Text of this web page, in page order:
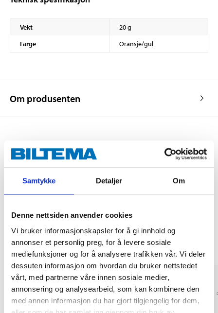
Samtykke Detaljer Om
Denne nettsiden anvender cookies
Vi bruker informasjonskapsler for å gi innhold og
annonser et personlig preg, for å levere sosiale
mediefunksjoner og for å analysere trafikken vår. Vi deler
dessuten informasjon om hvordan du bruker nettstedet
vårt, med partnerne våre innen sosiale medier,
annonsering og analysearbeid, som kan kombinere den
med annen informasjon du har gjort tilgjengelig for dem,
Vekt
20 g
Farge
Oransje/gul
Om produsenten
Kjøp & Hent
Kjøp & Hent i ditt varehus.
LES MER
Andre kunder har også kjøpt